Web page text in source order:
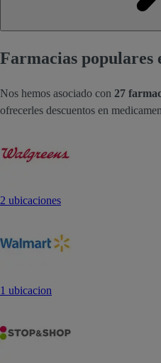
Farmacias populares
Nos hemos asociado con 27
ofrecerles descuentos en
2 ubicaciones
1 ubicacion